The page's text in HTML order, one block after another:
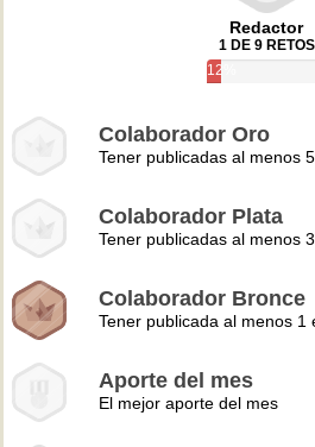
Redactor
1 DE 9 RETOS
12%
Colaborador Oro
Tener publicadas al menos
Colaborador Plata
Tener publicadas al menos
Colaborador Bronce
Tener publicada al menos 1
Aporte del mes
El mejor aporte del mes